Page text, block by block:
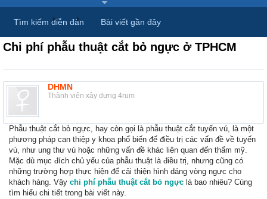
Diễn đàn ... Mỹ phẩm & spa làm đẹp tại Đồng Nai
Chi phí phẫu thuật cắt bỏ ngực ở TPHCM
DHMN
Thành viên xây dựng 4rum
Phẫu thuật cắt bỏ ngực, hay còn gọi là phẫu thuật cắt tuyến vú, là một
phương pháp can thiệp y khoa phổ biến để điều trị các vấn đề về tuyến
vú, như ung thư vú hoặc những vấn đề khác liên quan đến thẩm mỹ.
Mặc dù mục đích chủ yếu của phẫu thuật là điều trị, nhưng cũng có
những trường hợp thực hiện để cải thiện hình dáng vòng ngực cho
khách hàng. Vậy chi phí phẫu thuật cắt bỏ ngực là bao nhiêu? Cùng
tìm hiểu chi tiết trong bài viết này.
Tìm kiếm diễn đàn Bài viết gần đây